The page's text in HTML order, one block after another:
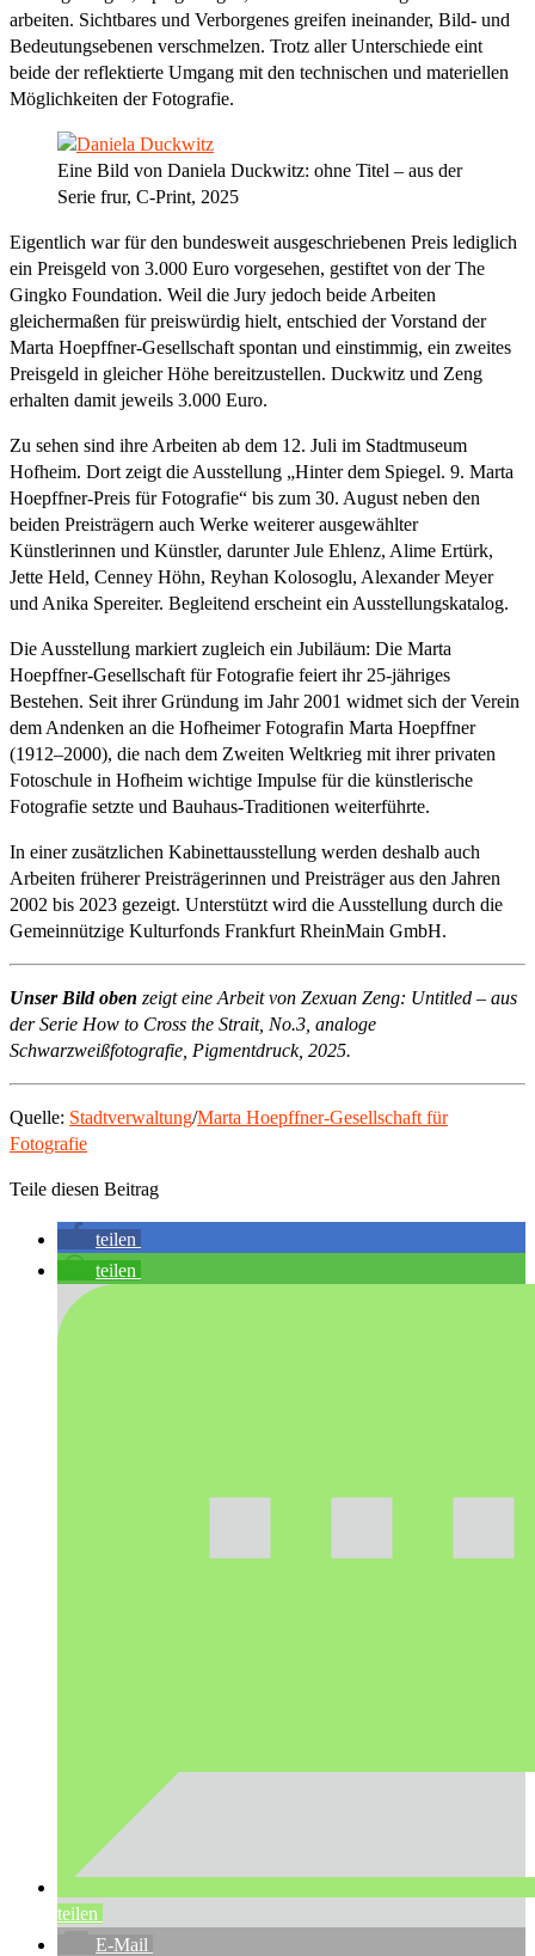
arbeiten. Sichtbares und Verborgenes greifen ineinander, Bild- und
Bedeutungsebenen verschmelzen. Trotz aller Unterschiede eint
beide der reflektierte Umgang mit den technischen und materiellen
Möglichkeiten der Fotografie.
Eine Bild von Daniela Duckwitz: ohne Titel – aus der
Serie frur, C-Print, 2025
Eigentlich war für den bundesweit ausgeschriebenen Preis lediglich
ein Preisgeld von 3.000 Euro vorgesehen, gestiftet von der The
Gingko Foundation. Weil die Jury jedoch beide Arbeiten
gleichermaßen für preiswürdig hielt, entschied der Vorstand der
Marta Hoepffner-Gesellschaft spontan und einstimmig, ein zweites
Preisgeld in gleicher Höhe bereitzustellen. Duckwitz und Zeng
erhalten damit jeweils 3.000 Euro.
Zu sehen sind ihre Arbeiten ab dem 12. Juli im Stadtmuseum
Hofheim. Dort zeigt die Ausstellung „Hinter dem Spiegel. 9. Marta
Hoepffner-Preis für Fotografie“ bis zum 30. August neben den
beiden Preisträgern auch Werke weiterer ausgewählter
Künstlerinnen und Künstler, darunter Jule Ehlenz, Alime Ertürk,
Jette Held, Cenney Höhn, Reyhan Kolosoglu, Alexander Meyer
und Anika Spereiter. Begleitend erscheint ein Ausstellungskatalog.
Die Ausstellung markiert zugleich ein Jubiläum: Die Marta
Hoepffner-Gesellschaft für Fotografie feiert ihr 25-jähriges
Bestehen. Seit ihrer Gründung im Jahr 2001 widmet sich der Verein
dem Andenken an die Hofheimer Fotografin Marta Hoepffner
(1912–2000), die nach dem Zweiten Weltkrieg mit ihrer privaten
Fotoschule in Hofheim wichtige Impulse für die künstlerische
Fotografie setzte und Bauhaus-Traditionen weiterführte.
In einer zusätzlichen Kabinettausstellung werden deshalb auch
Arbeiten früherer Preisträgerinnen und Preisträger aus den Jahren
2002 bis 2023 gezeigt. Unterstützt wird die Ausstellung durch die
Gemeinnützige Kulturfonds Frankfurt RheinMain GmbH.
Unser Bild oben zeigt eine Arbeit von Zexuan Zeng: Untitled – aus
der Serie How to Cross the Strait, No.3, analoge
Schwarzweißfotografie, Pigmentdruck, 2025.
Quelle: Stadtverwaltung/Marta Hoepffner-Gesellschaft für
Fotografie
Teile diesen Beitrag
teilen
teilen
teilen
E-Mail